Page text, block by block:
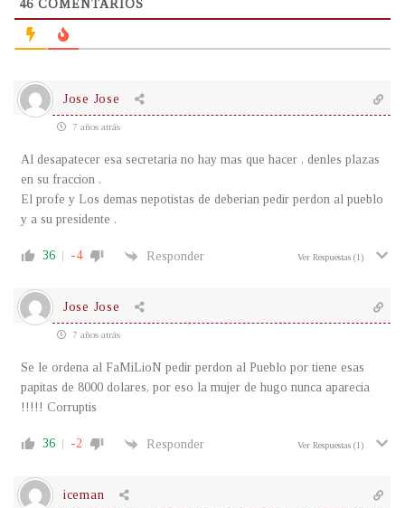
46 COMENTARIOS
Jose Jose
7 años atrás
Al desapatecer esa secretaria no hay mas que hacer , denles plazas
en su fraccion .
El profe y Los demas nepotistas de deberian pedir perdon al pueblo
y a su presidente .
36 -4 Responder Ver Respuestas (1)
Jose Jose
7 años atrás
Se le ordena al FaMiLioN pedir perdon al Pueblo por tiene esas
papitas de 8000 dolares, por eso la mujer de hugo nunca aparecia
!!!!! Corruptis
36 -2 Responder Ver Respuestas (1)
iceman